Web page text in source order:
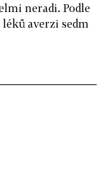
neradi. Podle
averzi sedm